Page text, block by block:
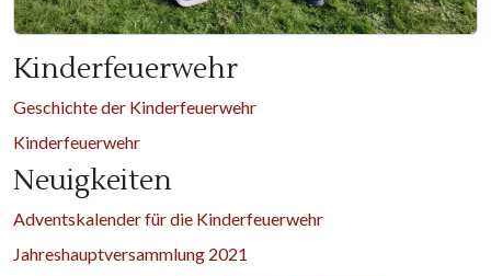
Kinderfeuerwehr
Geschichte der Kinderfeuerwehr
Kinderfeuerwehr
Neuigkeiten
Adventskalender für die Kinderfeuerwehr
Jahreshauptversammlung 2021